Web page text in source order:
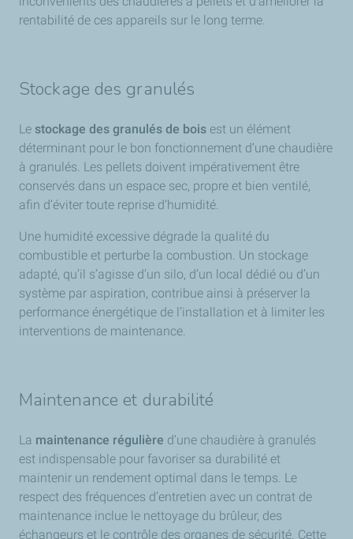
rentabilité de ces appareils sur le long terme.
Stockage des granulés
Le stockage des granulés de bois est un élément
déterminant pour le bon fonctionnement d’une chaudière
à granulés. Les pellets doivent impérativement être
conservés dans un espace sec, propre et bien ventilé,
afin d’éviter toute reprise d’humidité.
Une humidité excessive dégrade la qualité du
combustible et perturbe la combustion. Un stockage
adapté, qu’il s’agisse d’un silo, d’un local dédié ou d’un
système par aspiration, contribue ainsi à préserver la
performance énergétique de l’installation et à limiter les
interventions de maintenance.
Maintenance et durabilité
La maintenance régulière d’une chaudière à granulés
est indispensable pour favoriser sa durabilité et
maintenir un rendement optimal dans le temps. Le
respect des fréquences d’entretien avec un contrat de
maintenance inclue le nettoyage du brûleur, des
échangeurs et le contrôle des organes de sécurité. Cette